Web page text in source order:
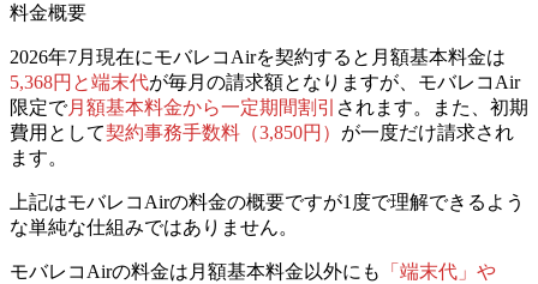
料金概要
2026年7月現在にモバレコAirを契約すると 月額基本料金は
5,368円と端末代が毎月の請求額となりますが、 モバレコAir
限定で月額基本料金から一定期間割引 されます。
また、初期
費用として契約事務手数料（3,850円） が一度だけ請求され
ます。
上記はモバレコAirの料金の概要ですが1度で理解できるよう
な単純な仕組みではありません。
モバレコAirの料金は月額基本料金以外にも
「端末代」や